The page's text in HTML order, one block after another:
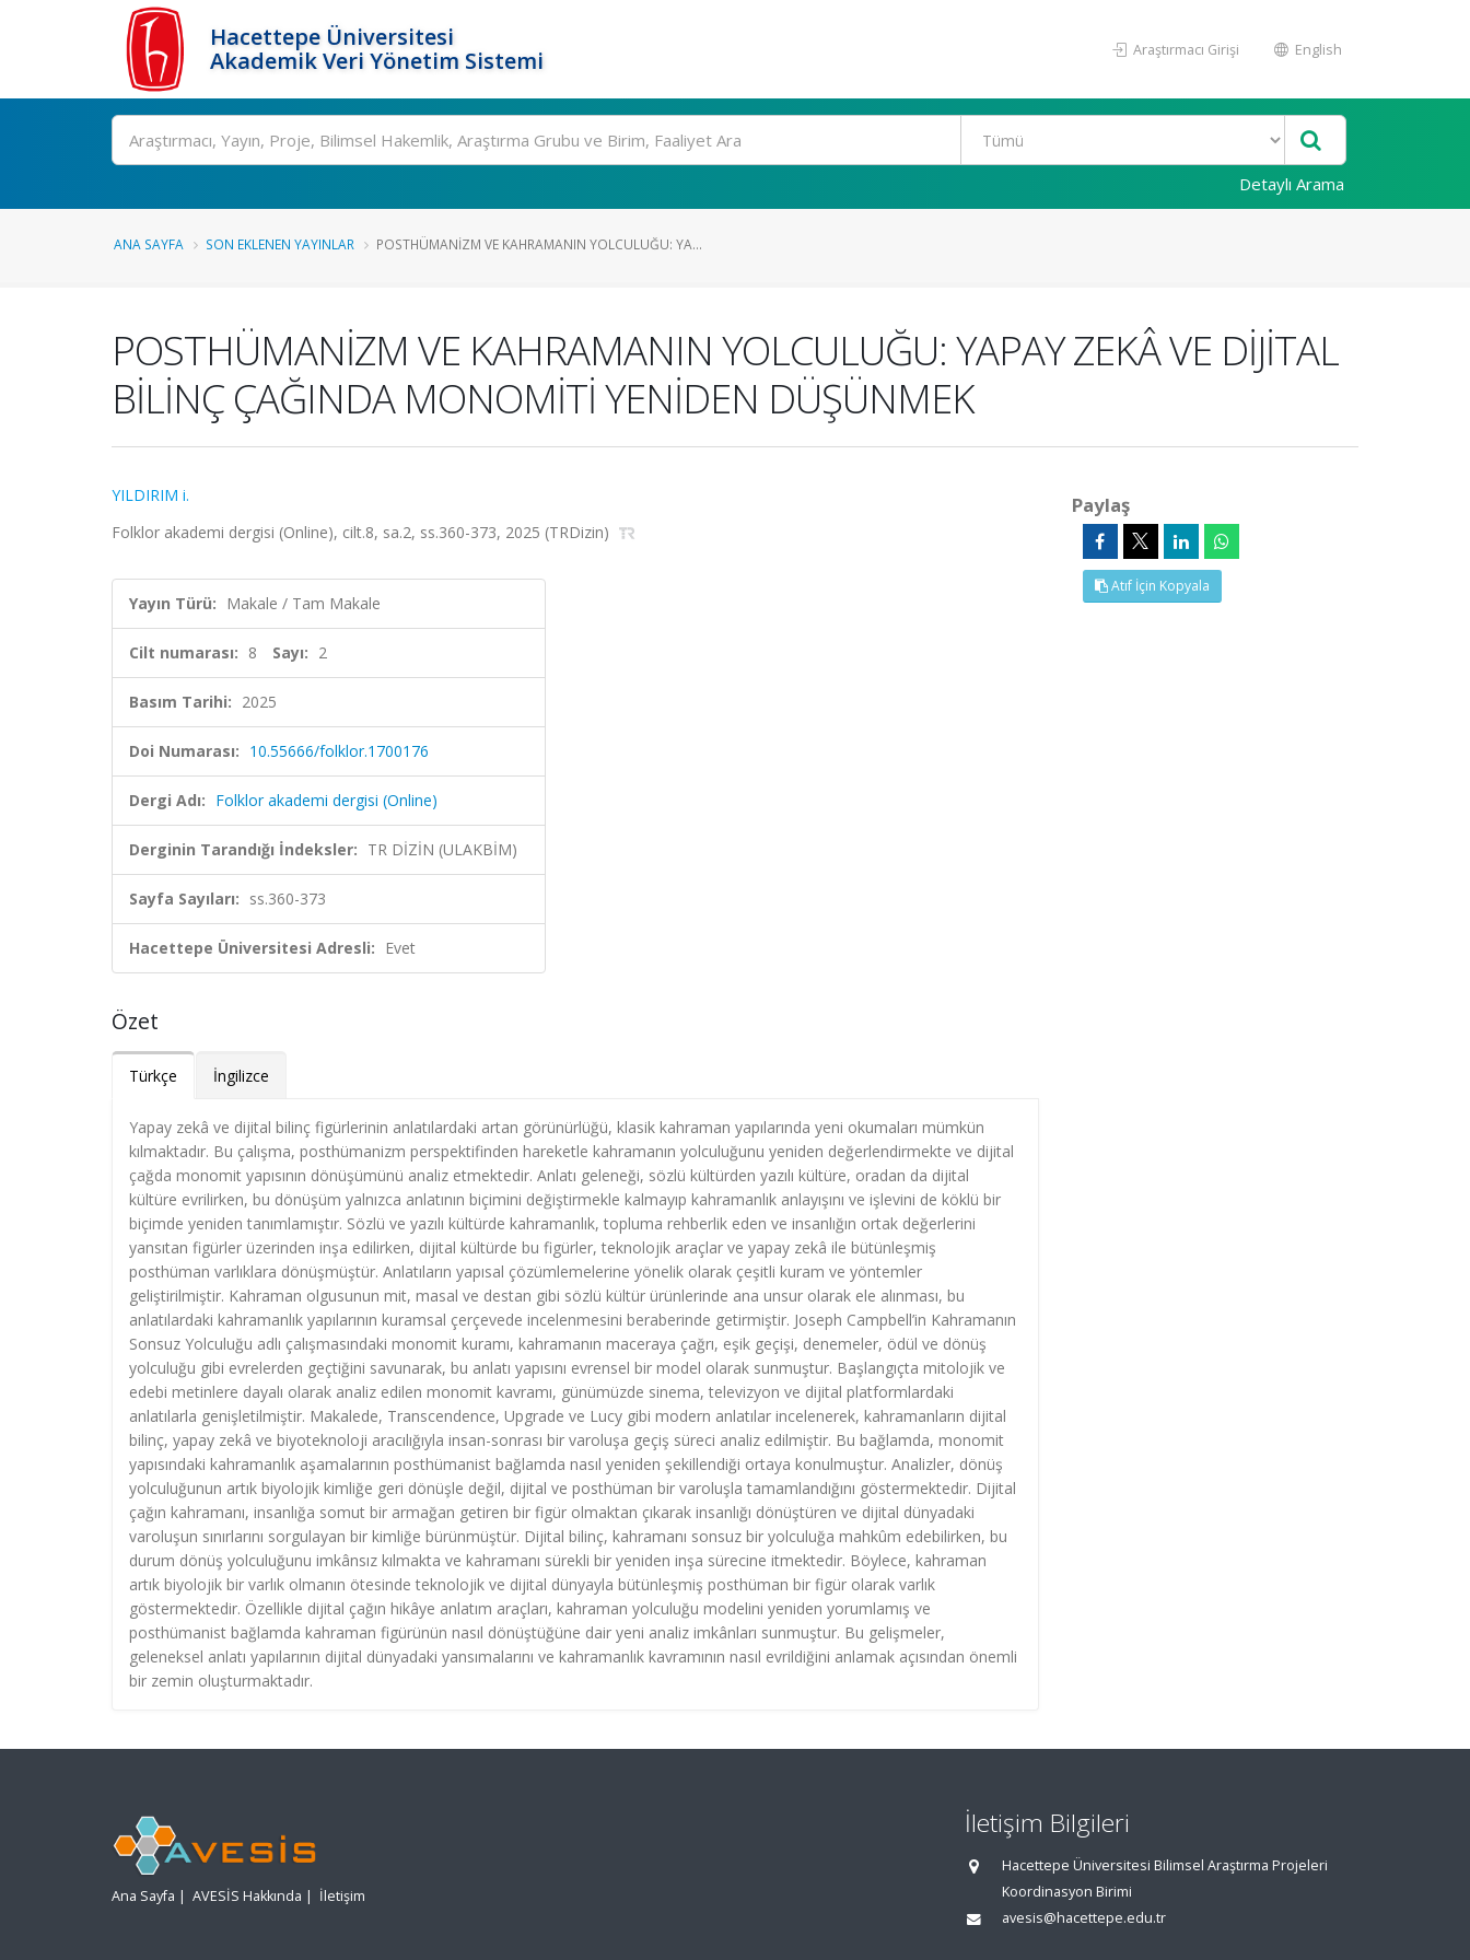
Hacettepe Üniversitesi
Akademik Veri Yönetim Sistemi
Araştırmacı Girişi English
Ara
Detaylı Arama
ANA SAYFA SON EKLENEN YAYINLAR POSTHÜMANİZM VE KAHRAMANIN YOLCULUĞU: YA...
POSTHÜMANİZM VE KAHRAMANIN YOLCULUĞU: YAPAY ZEKÂ VE DİJİTAL
BİLİNÇ ÇAĞINDA MONOMİTİ YENİDEN DÜŞÜNMEK
YILDIRIM i.
Folklor akademi dergisi (Online), cilt.8, sa.2, ss.360-373, 2025 (TRDizin)
Yayın Türü: Makale / Tam Makale
Cilt numarası: 8 Sayı: 2
Basım Tarihi: 2025
Doi Numarası: 10.55666/folklor.1700176
Dergi Adı: Folklor akademi dergisi (Online)
Derginin Tarandığı İndeksler: TR DİZİN (ULAKBİM)
Sayfa Sayıları: ss.360-373
Hacettepe Üniversitesi Adresli: Evet
Özet
Türkçe İngilizce
Yapay zekâ ve dijital bilinç figürlerinin anlatılardaki artan görünürlüğü, klasik kahraman yapılarında yeni okumaları mümkün
kılmaktadır. Bu çalışma, posthümanizm perspektifinden hareketle kahramanın yolculuğunu yeniden değerlendirmekte ve dijital
çağda monomit yapısının dönüşümünü analiz etmektedir. Anlatı geleneği, sözlü kültürden yazılı kültüre, oradan da dijital
kültüre evrilirken, bu dönüşüm yalnızca anlatının biçimini değiştirmekle kalmayıp kahramanlık anlayışını ve işlevini de köklü bir
biçimde yeniden tanımlamıştır. Sözlü ve yazılı kültürde kahramanlık, topluma rehberlik eden ve insanlığın ortak değerlerini
yansıtan figürler üzerinden inşa edilirken, dijital kültürde bu figürler, teknolojik araçlar ve yapay zekâ ile bütünleşmiş
posthüman varlıklara dönüşmüştür. Anlatıların yapısal çözümlemelerine yönelik olarak çeşitli kuram ve yöntemler
geliştirilmiştir. Kahraman olgusunun mit, masal ve destan gibi sözlü kültür ürünlerinde ana unsur olarak ele alınması, bu
anlatılardaki kahramanlık yapılarının kuramsal çerçevede incelenmesini beraberinde getirmiştir. Joseph Campbell’in Kahramanın
Sonsuz Yolculuğu adlı çalışmasındaki monomit kuramı, kahramanın maceraya çağrı, eşik geçişi, denemeler, ödül ve dönüş
yolculuğu gibi evrelerden geçtiğini savunarak, bu anlatı yapısını evrensel bir model olarak sunmuştur. Başlangıçta mitolojik ve
edebi metinlere dayalı olarak analiz edilen monomit kavramı, günümüzde sinema, televizyon ve dijital platformlardaki
anlatılarla genişletilmiştir. Makalede, Transcendence, Upgrade ve Lucy gibi modern anlatılar incelenerek, kahramanların dijital
bilinç, yapay zekâ ve biyoteknoloji aracılığıyla insan-sonrası bir varoluşa geçiş süreci analiz edilmiştir. Bu bağlamda, monomit
yapısındaki kahramanlık aşamalarının posthümanist bağlamda nasıl yeniden şekillendiği ortaya konulmuştur. Analizler, dönüş
yolculuğunun artık biyolojik kimliğe geri dönüşle değil, dijital ve posthüman bir varoluşla tamamlandığını göstermektedir. Dijital
çağın kahramanı, insanlığa somut bir armağan getiren bir figür olmaktan çıkarak insanlığı dönüştüren ve dijital dünyadaki
varoluşun sınırlarını sorgulayan bir kimliğe bürünmüştür. Dijital bilinç, kahramanı sonsuz bir yolculuğa mahkûm edebilirken, bu
durum dönüş yolculuğunu imkânsız kılmakta ve kahramanı sürekli bir yeniden inşa sürecine itmektedir. Böylece, kahraman
artık biyolojik bir varlık olmanın ötesinde teknolojik ve dijital dünyayla bütünleşmiş posthüman bir figür olarak varlık
göstermektedir. Özellikle dijital çağın hikâye anlatım araçları, kahraman yolculuğu modelini yeniden yorumlamış ve
posthümanist bağlamda kahraman figürünün nasıl dönüştüğüne dair yeni analiz imkânları sunmuştur. Bu gelişmeler,
geleneksel anlatı yapılarının dijital dünyadaki yansımalarını ve kahramanlık kavramının nasıl evrildiğini anlamak açısından önemli
bir zemin oluşturmaktadır.
Paylaş
Atıf İçin Kopyala
Ana Sayfa | AVESİS Hakkında | İletişim
İletişim Bilgileri
Hacettepe Üniversitesi Bilimsel Araştırma Projeleri
Koordinasyon Birimi
avesis@hacettepe.edu.tr